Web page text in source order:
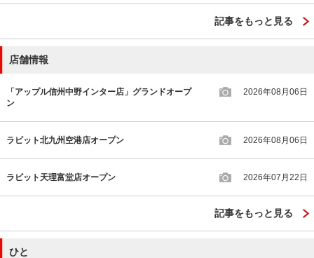
記事をもっと見る
店舗情報
「アップル信州中野インター店」グランドオープ
ン
2026年08月06日
ラビット北九州空港店オープン 2026年08月06日
ラビット天理富堂店オープン 2026年07月22日
記事をもっと見る
ひと